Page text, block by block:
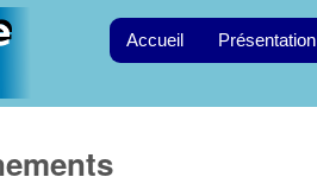
Accueil Présentation